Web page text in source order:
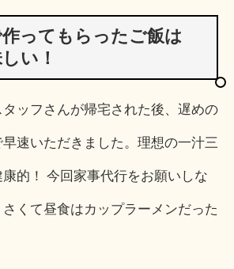
ってもらったご飯は
い！
ッフさんが帰宅された後、遅めの
速いただきました。理想の一汁三
的！ 今回家事代行をお願いしな
くて昼食はカップラーメンだった